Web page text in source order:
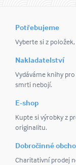
Potřebujeme
Vyberte si z
Nakladatelství
Vydáváme knihy
smrti nebojí.
E-shop
Kupte si výrobky z
originalitu.
Dobročinné
Charitativní prodej